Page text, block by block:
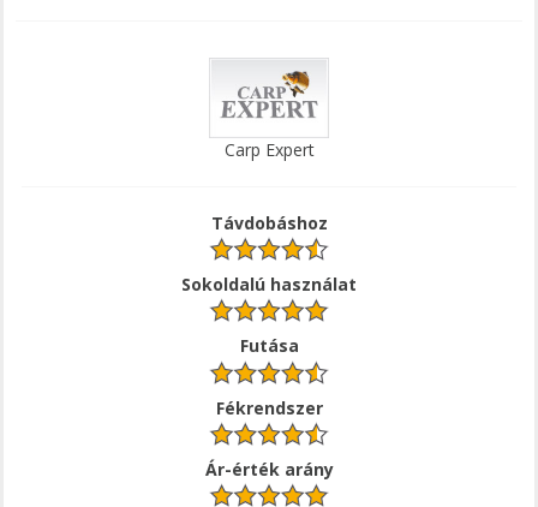
Carp Expert
Távdobáshoz
Sokoldalú használat
Futása
Fékrendszer
Ár-érték arány